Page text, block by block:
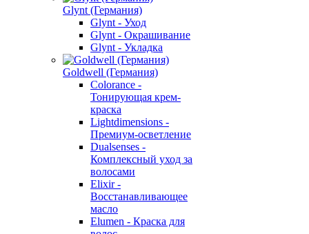
Glynt (Германия)
Glynt - Уход
Glynt - Окрашивание
Glynt - Укладка
Goldwell (Германия)
Colorance -
Тонирующая крем-
краска
Lightdimensions -
Премиум-осветление
Dualsenses -
Комплексный уход за
волосами
Elixir -
Восстанавливающее
масло
Elumen - Краска для